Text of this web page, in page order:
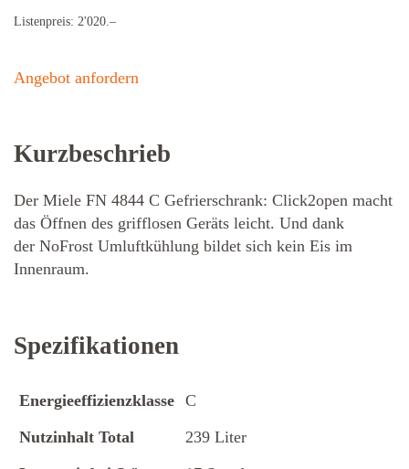
Listenpreis: 2'020.–
Angebot anfordern
Kurzbeschrieb
Der Miele FN 4844 C Gefrierschrank: Click2open macht
das Öffnen des grifflosen Geräts leicht. Und dank
der NoFrost Umluftkühlung bildet sich kein Eis im
Innenraum.
Spezifikationen
Energieeffizienzklasse C
Nutzinhalt Total
239 Liter